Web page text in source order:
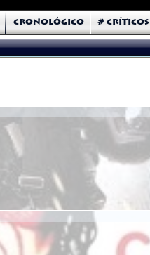
Cronológico # Críticos